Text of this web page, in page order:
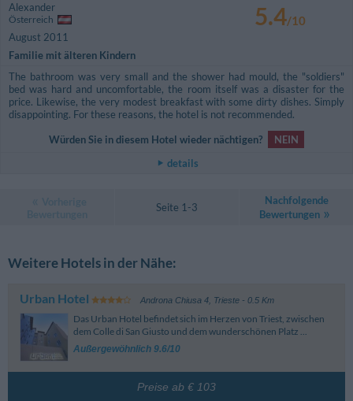
Alexander
Österreich
August 2011
Familie mit älteren Kindern
5.4/10
The bathroom was very small and the shower had mould, the "soldiers"
bed was hard and uncomfortable, the room itself was a disaster for the
price. Likewise, the very modest breakfast with some dirty dishes. Simply
disappointing. For these reasons, the hotel is not recommended.
Würden Sie in diesem Hotel wieder nächtigen?
NEIN
details
Seite 1-3
Nachfolgende
Bewertungen
Weitere Hotels in der Nähe:
Urban Hotel Androna Chiusa 4, Trieste- 0.5 Km
Das Urban Hotel befindet sich im Herzen von Triest, zwischen
dem Colle di San Giusto und dem wunderschönen Platz ...
Außergewöhnlich 9.6/10
Preise ab € 103